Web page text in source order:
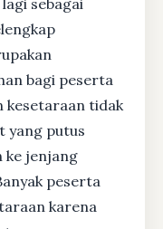
bagi peserta
kesetaraan tidak
yang putus
ke jenjang
peserta
karena